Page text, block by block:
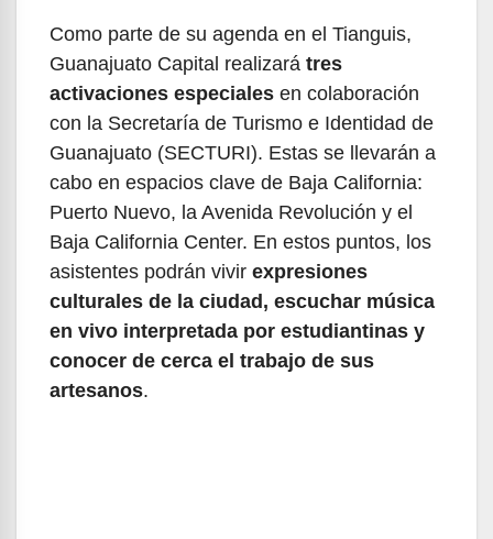
Como parte de su agenda en el Tianguis,
Guanajuato Capital realizará tres
activaciones especiales en colaboración
con la Secretaría de Turismo e Identidad de
Guanajuato (SECTURI). Estas se llevarán a
cabo en espacios clave de Baja California:
Puerto Nuevo, la Avenida Revolución y el
Baja California Center. En estos puntos, los
asistentes podrán vivir expresiones
culturales de la ciudad, escuchar música
en vivo interpretada por estudiantinas y
conocer de cerca el trabajo de sus
artesanos.